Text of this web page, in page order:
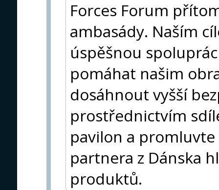
Forces Forum
ambasády. Naším
úspěšnou
pomáhat našim
dosáhnout vyšší
prostřednictvím
pavilon a
partnera z Dánska
produktů.